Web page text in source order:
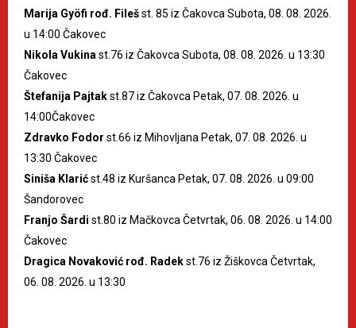
Marija Gyöfi rođ. Filešst. 85 iz Čakovca Subota, 08. 08. 2026.
u 14:00 Čakovec
Nikola Vukina st.76 iz Čakovca Subota, 08. 08. 2026. u 13:30
Čakovec
Štefanija Pajtakst.87 iz Čakovca Petak, 07. 08. 2026. u
14:00Čakovec
Zdravko Fodor st.66 iz Mihovljana Petak, 07. 08. 2026. u
13:30 Čakovec
Siniša Klarićst.48 iz Kuršanca Petak, 07. 08. 2026. u 09:00
Šandorovec
Franjo Šardi st.80 iz Mačkovca Četvrtak, 06. 08. 2026. u 14:00
Čakovec
Dragica Novaković rođ. Radekst.76 iz Žiškovca Četvrtak,
06. 08. 2026. u 13:30